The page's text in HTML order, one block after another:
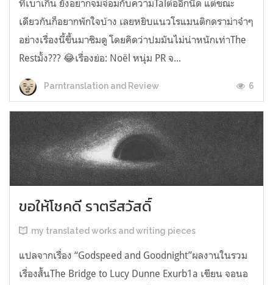
ที่เบาเกิน ยังอยากจมจ่อมกับความTalต่ออีกนิด แต่ขณะ
เดียวกันก็อยากพักใจบ้าง เลยหยิบแนวโรแมนติกดราม่าจ๋าๆ
อย่างเรื่องนี้ขึ้นมาชิมดู โดยคิดว่าปมมันไม่น่าหนักเท่าThe
Restมั้ง??? 😂เรื่องย่อ: Noël หนุ่ม PR จ...
Parntranslation and Review 6
ขอให้โชคดี ราตรีสวัสดิ์
my translated works and writing pieces
แปลจากเรื่อง “Godspeed and Goodnight”ผลงานในรวม
เรื่องสั้นThe Bridge to Lucy Dunne Exurb1a เขียน จอนอ